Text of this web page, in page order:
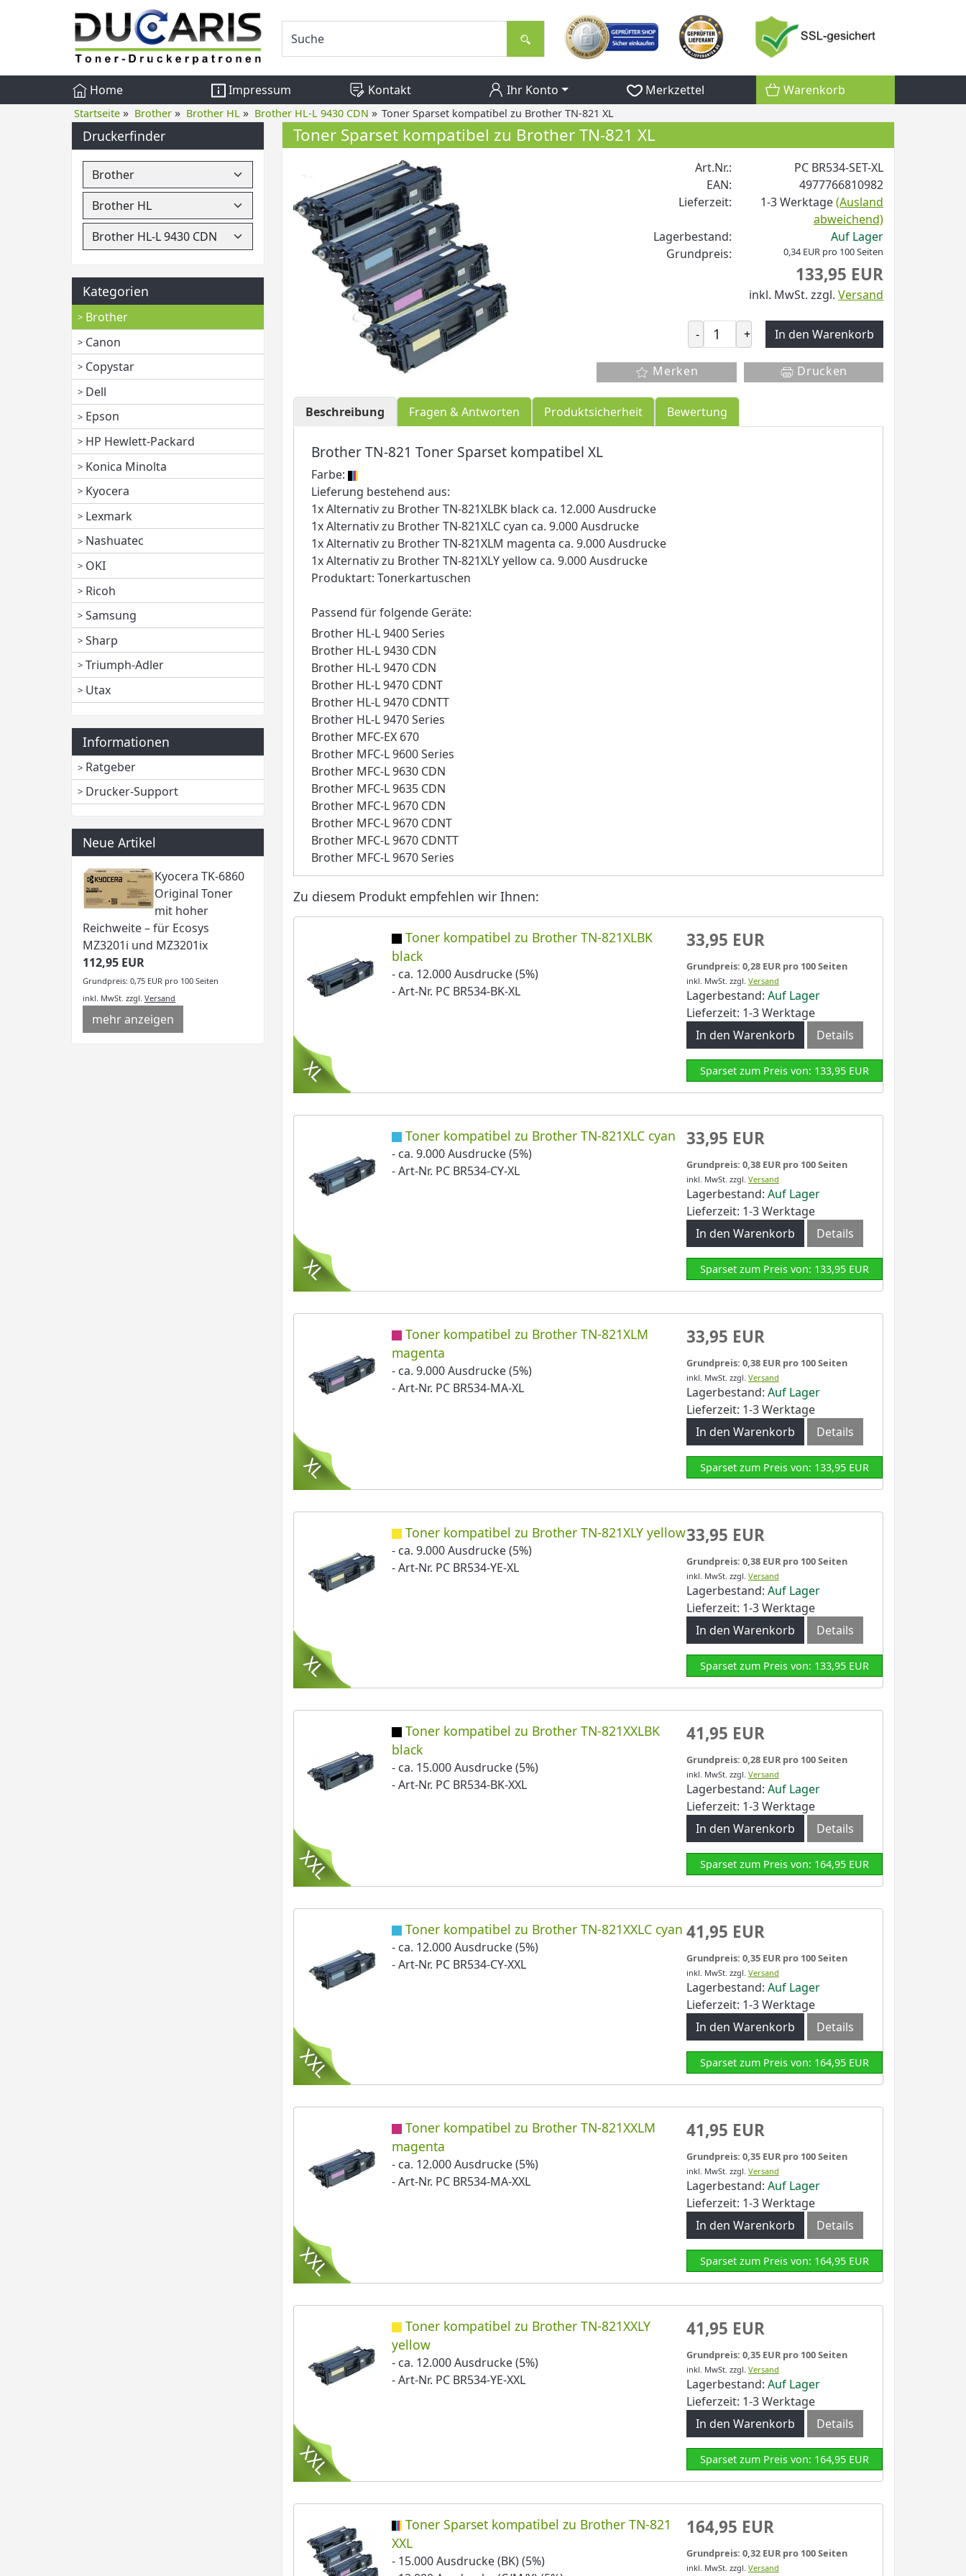
Home Impressum Kontakt Ihr Konto Merkzettel Warenkorb
Startseite » Brother » Brother HL » Brother HL-L 9430 CDN » Toner Sparset kompatibel zu Brother TN-821 XL
Druckerfinder
Kategorien
Brother
Canon
Copystar
Dell
Epson
HP Hewlett-Packard
Konica Minolta
Kyocera
Lexmark
Nashuatec
OKI
Ricoh
Samsung
Sharp
Triumph-Adler
Utax
Informationen
Ratgeber
Drucker-Support
Neue Artikel
Kyocera TK-6860
Original Toner
mit hoher
Reichweite – für Ecosys
MZ3201i und MZ3201ix
112,95 EUR
Grundpreis: 0,75 EUR pro 100 Seiten
inkl. MwSt. zzgl. Versand
mehr anzeigen
Toner Sparset kompatibel zu Brother TN-821 XL
Art.Nr.:
PC BR534-SET-XL
EAN:
4977766810982
Lieferzeit:
1-3 Werktage(Ausland
abweichend)
Lagerbestand:
Auf Lager
Grundpreis:
0,34 EUR pro 100 Seiten
133,95 EUR
inkl. MwSt. zzgl. Versand
- + In den Warenkorb
Merken Drucken
Beschreibung Fragen & Antworten Produktsicherheit Bewertung
Brother TN-821 Toner Sparset kompatibel XL
Farbe:
Lieferung bestehend aus:
1x Alternativ zu Brother TN-821XLBK black ca. 12.000 Ausdrucke
1x Alternativ zu Brother TN-821XLC cyan ca. 9.000 Ausdrucke
1x Alternativ zu Brother TN-821XLM magenta ca. 9.000 Ausdrucke
1x Alternativ zu Brother TN-821XLY yellow ca. 9.000 Ausdrucke
Produktart: Tonerkartuschen
Passend für folgende Geräte:
Brother HL-L 9400 Series
Brother HL-L 9430 CDN
Brother HL-L 9470 CDN
Brother HL-L 9470 CDNT
Brother HL-L 9470 CDNTT
Brother HL-L 9470 Series
Brother MFC-EX 670
Brother MFC-L 9600 Series
Brother MFC-L 9630 CDN
Brother MFC-L 9635 CDN
Brother MFC-L 9670 CDN
Brother MFC-L 9670 CDNT
Brother MFC-L 9670 CDNTT
Brother MFC-L 9670 Series
Zu diesem Produkt empfehlen wir Ihnen:
Toner kompatibel zu Brother TN-821XLBK
black
- ca. 12.000 Ausdrucke (5%)
- Art-Nr. PC BR534-BK-XL
33,95 EUR
Grundpreis: 0,28 EUR pro 100 Seiten
inkl. MwSt. zzgl. Versand
Lagerbestand: Auf Lager
Lieferzeit: 1-3 Werktage
In den Warenkorb
Details
Sparset zum Preis von: 133,95 EUR
Toner kompatibel zu Brother TN-821XLC cyan
- ca. 9.000 Ausdrucke (5%)
- Art-Nr. PC BR534-CY-XL
33,95 EUR
Grundpreis: 0,38 EUR pro 100 Seiten
inkl. MwSt. zzgl. Versand
Lagerbestand: Auf Lager
Lieferzeit: 1-3 Werktage
In den Warenkorb
Details
Sparset zum Preis von: 133,95 EUR
Toner kompatibel zu Brother TN-821XLM
magenta
- ca. 9.000 Ausdrucke (5%)
- Art-Nr. PC BR534-MA-XL
33,95 EUR
Grundpreis: 0,38 EUR pro 100 Seiten
inkl. MwSt. zzgl. Versand
Lagerbestand: Auf Lager
Lieferzeit: 1-3 Werktage
In den Warenkorb
Details
Sparset zum Preis von: 133,95 EUR
Toner kompatibel zu Brother TN-821XLY yellow
- ca. 9.000 Ausdrucke (5%)
- Art-Nr. PC BR534-YE-XL
33,95 EUR
Grundpreis: 0,38 EUR pro 100 Seiten
inkl. MwSt. zzgl. Versand
Lagerbestand: Auf Lager
Lieferzeit: 1-3 Werktage
In den Warenkorb
Details
Sparset zum Preis von: 133,95 EUR
Toner kompatibel zu Brother TN-821XXLBK
black
- ca. 15.000 Ausdrucke (5%)
- Art-Nr. PC BR534-BK-XXL
41,95 EUR
Grundpreis: 0,28 EUR pro 100 Seiten
inkl. MwSt. zzgl. Versand
Lagerbestand: Auf Lager
Lieferzeit: 1-3 Werktage
In den Warenkorb
Details
Sparset zum Preis von: 164,95 EUR
Toner kompatibel zu Brother TN-821XXLC cyan
- ca. 12.000 Ausdrucke (5%)
- Art-Nr. PC BR534-CY-XXL
41,95 EUR
Grundpreis: 0,35 EUR pro 100 Seiten
inkl. MwSt. zzgl. Versand
Lagerbestand: Auf Lager
Lieferzeit: 1-3 Werktage
In den Warenkorb
Details
Sparset zum Preis von: 164,95 EUR
Toner kompatibel zu Brother TN-821XXLM
magenta
- ca. 12.000 Ausdrucke (5%)
- Art-Nr. PC BR534-MA-XXL
41,95 EUR
Grundpreis: 0,35 EUR pro 100 Seiten
inkl. MwSt. zzgl. Versand
Lagerbestand: Auf Lager
Lieferzeit: 1-3 Werktage
In den Warenkorb
Details
Sparset zum Preis von: 164,95 EUR
Toner kompatibel zu Brother TN-821XXLY
yellow
- ca. 12.000 Ausdrucke (5%)
- Art-Nr. PC BR534-YE-XXL
41,95 EUR
Grundpreis: 0,35 EUR pro 100 Seiten
inkl. MwSt. zzgl. Versand
Lagerbestand: Auf Lager
Lieferzeit: 1-3 Werktage
In den Warenkorb
Details
Sparset zum Preis von: 164,95 EUR
Toner Sparset kompatibel zu Brother TN-821
XXL
- 15.000 Ausdrucke (BK) (5%)
164,95 EUR
Grundpreis: 0,32 EUR pro 100 Seiten
inkl. MwSt. zzgl. Versand